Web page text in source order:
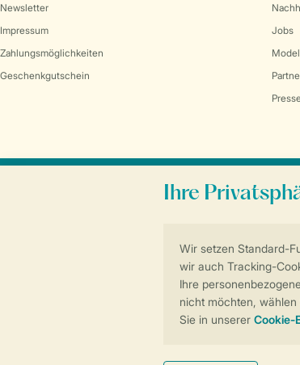
Sicher und schnell zur Online-Buchung
Newsletter
Impressum
Zahlungsmöglichkeiten
Geschenkgutschein
Jobs